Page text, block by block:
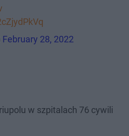
February 28, 2022
w szpitalach 76 cywili